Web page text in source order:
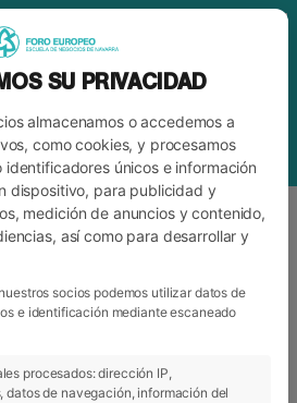
DEL
SU PRIVACIDAD
almacenamos o accedemos a
como cookies, y procesamos
únicos e información
dispositivo, para publicidad y
medición de anuncios y contenido,
así como para desarrollar y
socios podemos utilizar datos de
e identificación mediante escaneado
procesados: dirección IP,
de navegación, información del